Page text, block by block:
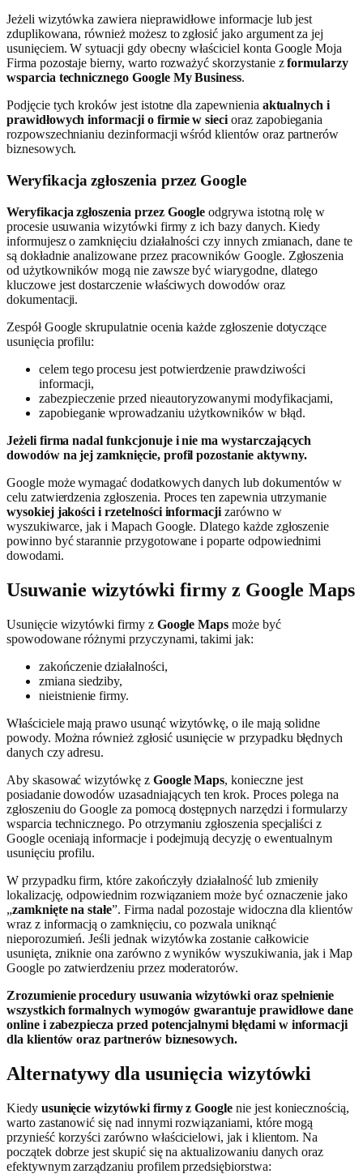
Jeżeli wizytówka zawiera nieprawidłowe informacje lub jest
zduplikowana, również możesz to zgłosić jako argument za jej
usunięciem. W sytuacji gdy obecny właściciel konta Google Moja
Firma pozostaje bierny, warto rozważyć skorzystanie zformularzy
wsparcia technicznego Google My Business.
Podjęcie tych kroków jest istotne dla zapewnienia aktualnych i
prawidłowych informacji o firmie w siecioraz zapobiegania
rozpowszechnianiu dezinformacji wśród klientów oraz partnerów
biznesowych.
Weryfikacja zgłoszenia przez Google
Weryfikacja zgłoszenia przez Google odgrywa istotną rolę w
procesie usuwania wizytówki firmy z ich bazy danych. Kiedy
informujesz o zamknięciu działalności czy innych zmianach, dane te
są dokładnie analizowane przez pracowników Google. Zgłoszenia
od użytkowników mogą nie zawsze być wiarygodne, dlatego
kluczowe jest dostarczenie właściwych dowodów oraz
dokumentacji.
Zespół Google skrupulatnie ocenia każde zgłoszenie dotyczące
usunięcia profilu:
celem tego procesu jest potwierdzenie prawdziwości
informacji,
zabezpieczenie przed nieautoryzowanymi modyfikacjami,
zapobieganie wprowadzaniu użytkowników w błąd.
Jeżeli firma nadal funkcjonuje i nie ma wystarczających
dowodów na jej zamknięcie, profil pozostanie aktywny.
Google może wymagać dodatkowych danych lub dokumentów w
celu zatwierdzenia zgłoszenia. Proces ten zapewnia utrzymanie
wysokiej jakości i rzetelności informacji zarówno w
wyszukiwarce, jak i Mapach Google. Dlatego każde zgłoszenie
powinno być starannie przygotowane i poparte odpowiednimi
dowodami.
Usuwanie wizytówki firmy z Google Maps
Usunięcie wizytówki firmy z Google Maps może być
spowodowane różnymi przyczynami, takimi jak:
zakończenie działalności,
zmiana siedziby,
nieistnienie firmy.
Właściciele mają prawo usunąć wizytówkę, o ile mają solidne
powody. Można również zgłosić usunięcie w przypadku błędnych
danych czy adresu.
Aby skasować wizytówkę z Google Maps, konieczne jest
posiadanie dowodów uzasadniających ten krok. Proces polega na
zgłoszeniu do Google za pomocą dostępnych narzędzi i formularzy
wsparcia technicznego. Po otrzymaniu zgłoszenia specjaliści z
Google oceniają informacje i podejmują decyzję o ewentualnym
usunięciu profilu.
W przypadku firm, które zakończyły działalność lub zmieniły
lokalizację, odpowiednim rozwiązaniem może być oznaczenie jako
„zamknięte na stałe”. Firma nadal pozostaje widoczna dla klientów
wraz z informacją o zamknięciu, co pozwala uniknąć
nieporozumień. Jeśli jednak wizytówka zostanie całkowicie
usunięta, zniknie ona zarówno z wyników wyszukiwania, jak i Map
Google po zatwierdzeniu przez moderatorów.
Zrozumienie procedury usuwania wizytówki oraz spełnienie
wszystkich formalnych wymogów gwarantuje prawidłowe dane
online i zabezpiecza przed potencjalnymi błędami w informacji
dla klientów oraz partnerów biznesowych.
Alternatywy dla usunięcia wizytówki
Kiedy usunięcie wizytówki firmy z Google nie jest koniecznością,
warto zastanowić się nad innymi rozwiązaniami, które mogą
przynieść korzyści zarówno właścicielowi, jak i klientom. Na
początek dobrze jest skupić się na aktualizowaniu danych oraz
efektywnym zarządzaniu profilem przedsiębiorstwa: